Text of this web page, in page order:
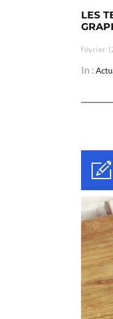
LES
février
In :